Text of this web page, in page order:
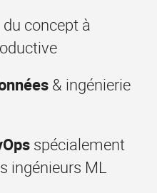
du concept à
& ingénierie
spécialement
ingénieurs ML